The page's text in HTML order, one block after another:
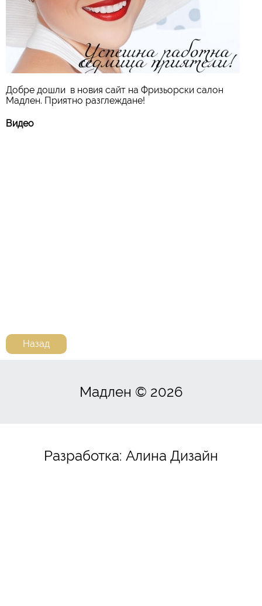
Добре дошли в новия сайт на Фризьорски салон
Мадлен. Приятно разглеждане!
Видео
Назад
Мадлен © 2026
Разработка: Алина Дизайн